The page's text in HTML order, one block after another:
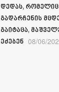
დედას,
გადარჩენის
გაიტაცა,
ეძებენ 08/06/